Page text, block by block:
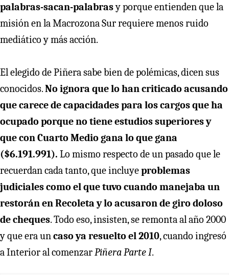
palabras-sacan-palabrasy porque entienden que la
misión en la Macrozona Sur requiere menos ruido
mediático y más acción.
El elegido de Piñera sabe bien de polémicas, dicen sus
conocidos.No ignora que lo han criticado acusando
que carece de capacidades para los cargos que ha
ocupado porque no tiene estudios superiores y
que con Cuarto Medio gana lo que gana
($6.191.991). Lo mismo respecto de un pasado que le
recuerdan cada tanto, que incluyeproblemas
judiciales como el que tuvo cuando manejaba un
restorán en Recoleta y lo acusaron de giro doloso
de cheques. Todo eso, insisten, se remonta al año 2000
y que era uncaso ya resuelto el 2010, cuando ingresó
a Interior al comenzarPiñera Parte I.